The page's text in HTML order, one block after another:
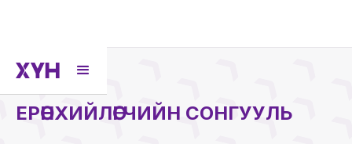
СОНГУУЛЬ
ЕРӨНХИЙЛӨГЧИЙН СОНГУУЛЬ